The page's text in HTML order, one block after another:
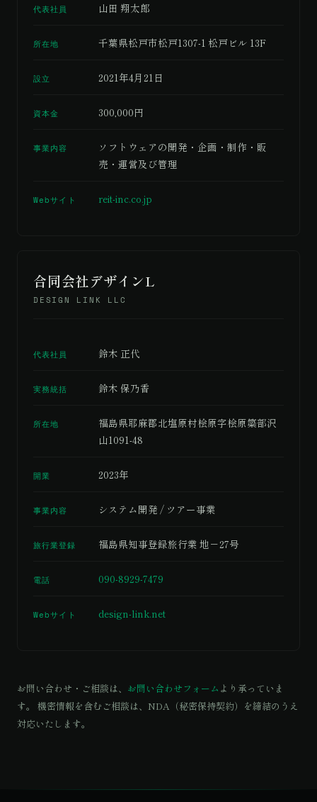
代表社員 山田 翔太郎
所在地 千葉県松戸市松戸1307-1 松戸ビル 13F
設立 2021年4月21日
資本金 300,000円
事業内容
ソフトウェアの開発・企画・制作・販
売・運営及び管理
Webサイト reit-inc.co.jp
合同会社デザインL
DESIGN LINK LLC
代表社員 鈴木 正代
実務統括 鈴木 保乃香
所在地
福島県耶麻郡北塩原村桧原字桧原簗部沢
山1091-48
開業 2023年
事業内容 システム開発 / ツアー事業
旅行業登録 福島県知事登録旅行業 地－27号
電話 090-8929-7479
Webサイト design-link.net
お問い合わせ・ご相談は、 お問い合わせフォーム より承っていま
す。 機密情報を含むご相談は、NDA（秘密保持契約）を締結のうえ
対応いたします。